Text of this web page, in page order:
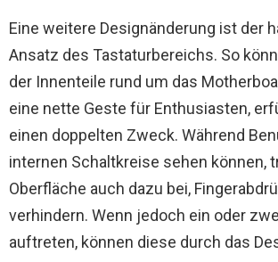
Eine weitere Designänderung ist der
Ansatz des Tastaturbereichs. So
der Innenteile rund um das
eine nette Geste für Enthusiasten,
einen doppelten Zweck. Während
internen Schaltkreise sehen können,
Oberfläche auch dazu bei,
verhindern. Wenn jedoch ein oder
auftreten, können diese durch das